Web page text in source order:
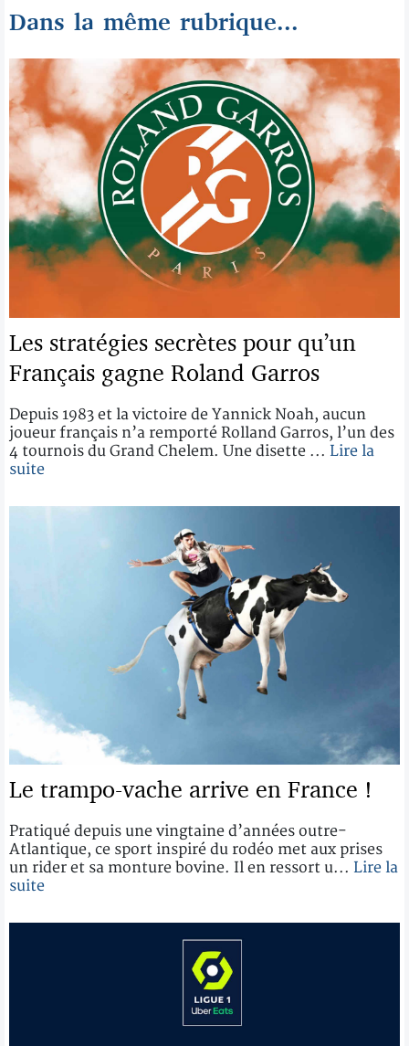
Dans la même rubrique...
Les stratégies secrètes pour qu’un
Français gagne Roland Garros
Depuis 1983 et la victoire de Yannick Noah, aucun
joueur français n’a remporté Rolland Garros, l’un des
4 tournois du Grand Chelem. Une disette ... Lire la
suite
Le trampo-vache arrive en France !
Pratiqué depuis une vingtaine d’années outre-
Atlantique, ce sport inspiré du rodéo met aux prises
un rider et sa monture bovine. Il en ressort u... Lire la
suite